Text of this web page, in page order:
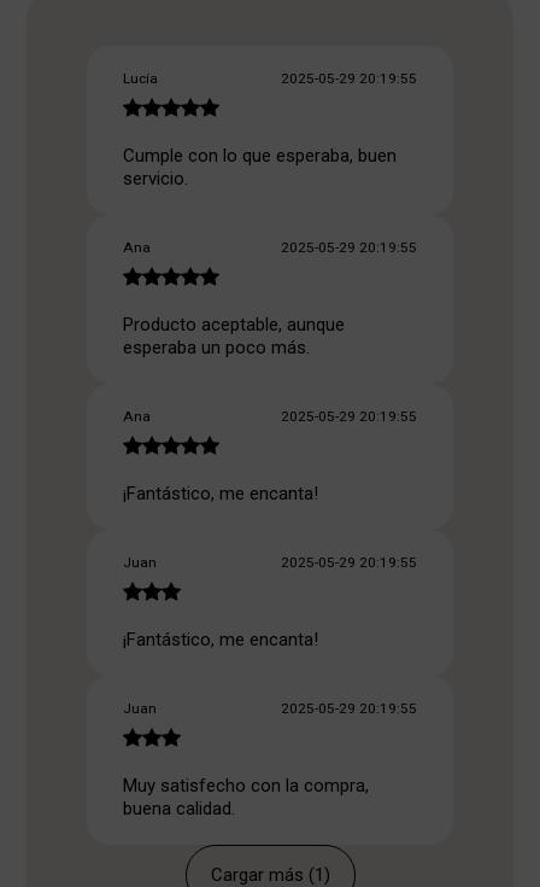
Lucía 2025-05-29 20:19:55
Cumple con lo que esperaba, buen
servicio.
Ana 2025-05-29 20:19:55
Producto aceptable, aunque
esperaba un poco más.
Ana 2025-05-29 20:19:55
¡Fantástico, me encanta!
Juan 2025-05-29 20:19:55
¡Fantástico, me encanta!
Juan 2025-05-29 20:19:55
Muy satisfecho con la compra,
buena calidad.
Cargar más (1)